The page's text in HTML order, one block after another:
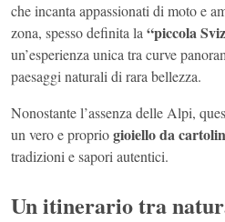
che incanta appassionati di moto e
zona, spesso definita la“piccola
un’esperienza unica tra curve
paesaggi naturali di rara bellezza.
Nonostante l’assenza delle Alpi,
un vero e propriogioiello da
tradizioni e sapori autentici.
Un itinerario tra